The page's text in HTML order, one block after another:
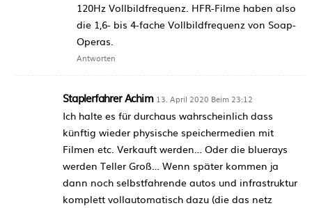
120Hz Vollbildfrequenz. HFR-Filme haben also
die 1,6- bis 4-fache Vollbildfrequenz von Soap-
Operas.
Antworten
Staplerfahrer Achim 13. April 2020 Beim 23:12
Ich halte es für durchaus wahrscheinlich dass
künftig wieder physische speichermedien mit
Filmen etc. Verkauft werden… Oder die bluerays
werden Teller Groß… Wenn später kommen ja
dann noch selbstfahrende autos und infrastruktur
komplett vollautomatisch dazu (die das netz